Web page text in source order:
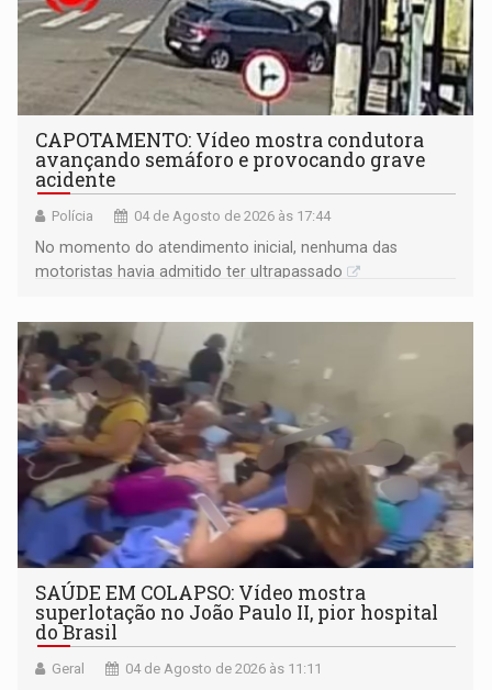
CAPOTAMENTO: Vídeo mostra condutora
avançando semáforo e provocando grave
acidente
Polícia 04 de Agosto de 2026 às 17:44
No momento do atendimento inicial, nenhuma das
motoristas havia admitido ter ultrapassado
SAÚDE EM COLAPSO: Vídeo mostra
superlotação no João Paulo II, pior hospital
do Brasil
Geral 04 de Agosto de 2026 às 11:11